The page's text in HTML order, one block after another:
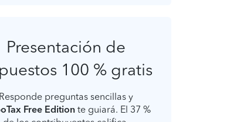
Presentación de
100 % gratis
Responde preguntas sencillas y
Free Editionte guiará. El 37 %